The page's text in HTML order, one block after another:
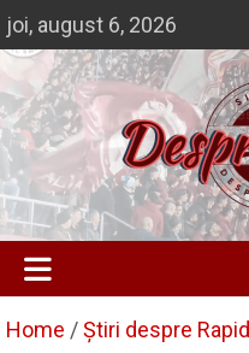
to
content
joi, august 6, 2026
Despre Rapid
Si doar … despre Rapid
Home Știri despre Rapid